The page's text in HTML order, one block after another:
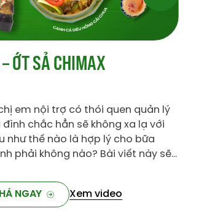
ĂN KHÔNG THỂ NGON
em nội trợ có thói quen quản lý
chắc hẳn sẽ không xa lạ với
như thế nào là hợp lý cho bữa
không nào? Bài viết này sẽ
dinh dưỡng chỉ với 70 nghìn mà
NGAY Xem video